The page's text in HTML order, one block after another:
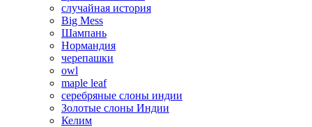
случайная история
Big Mess
Шампань
Нормандия
черепашки
owl
maple leaf
серебряные слоны индии
Золотые слоны Индии
Келим